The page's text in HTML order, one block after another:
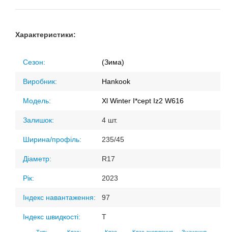
Характеристики:
Сезон: (Зима)
Виробник: Hankook
Модель: Xl Winter I*cept Iz2 W616
Залишок: 4 шт.
Ширина/профіль: 235/45
Діаметр: R17
Рік: 2023
Індекс навантаження: 97
Індекс швидкості: T